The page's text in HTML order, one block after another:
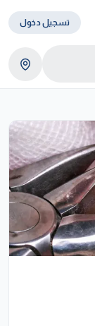
تسجيل دخول